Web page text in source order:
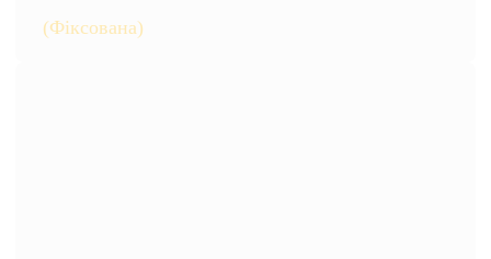
(Фіксована)